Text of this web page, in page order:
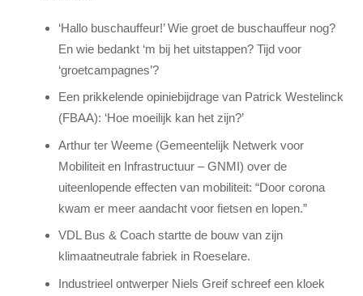
‘Hallo buschauffeur!’ Wie groet de buschauffeur nog?
En wie bedankt ‘m bij het uitstappen? Tijd voor
‘groetcampagnes’?
Een prikkelende opiniebijdrage van Patrick Westelinck
(FBAA): ‘Hoe moeilijk kan het zijn?’
Arthur ter Weeme (Gemeentelijk Netwerk voor
Mobiliteit en Infrastructuur – GNMI) over de
uiteenlopende effecten van mobiliteit: “Door corona
kwam er meer aandacht voor fietsen en lopen.”
VDL Bus & Coach startte de bouw van zijn
klimaatneutrale fabriek in Roeselare.
Industrieel ontwerper Niels Greif schreef een kloek